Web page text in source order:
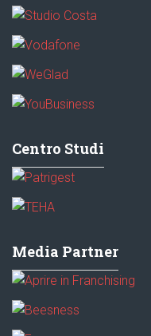
Centro Studi
Media Partner